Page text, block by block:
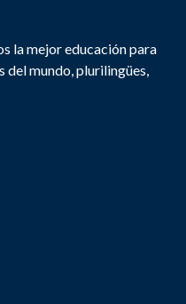
la mejor educación para
del mundo, plurilingües,